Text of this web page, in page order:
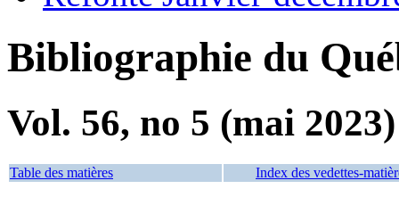
Bibliographie du
Vol. 56, no 5 (mai 2023)
Table des matières Index des vedettes-